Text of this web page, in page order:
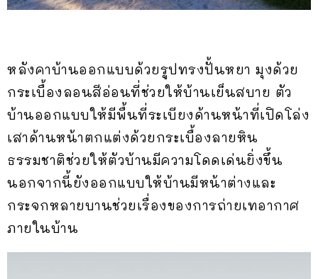
หลังคาบ้านออกแบบด้วยรูปทรงปั้นหยา มุงด้วย
กระเบื้องลอนสีอ่อนที่ช่วยให้บ้านเย็นสบาย ตัว
บ้านออกแบบให้มีพื้นที่ระเบียงด้านหน้าที่เปิดโล่ง
เสาด้านหน้าตกแต่งด้วยกระเบื้องลายหิน
ธรรมชาติช่วยให้ตัวบ้านมีความโดดเด่นยิ่งขึ้น
นอกจากนี้ยังออกแบบให้บ้านมีหน้าต่างและ
กระจกหลายบานช่วยเรื่องของการถ่ายเทอากาศ
ภายในบ้าน